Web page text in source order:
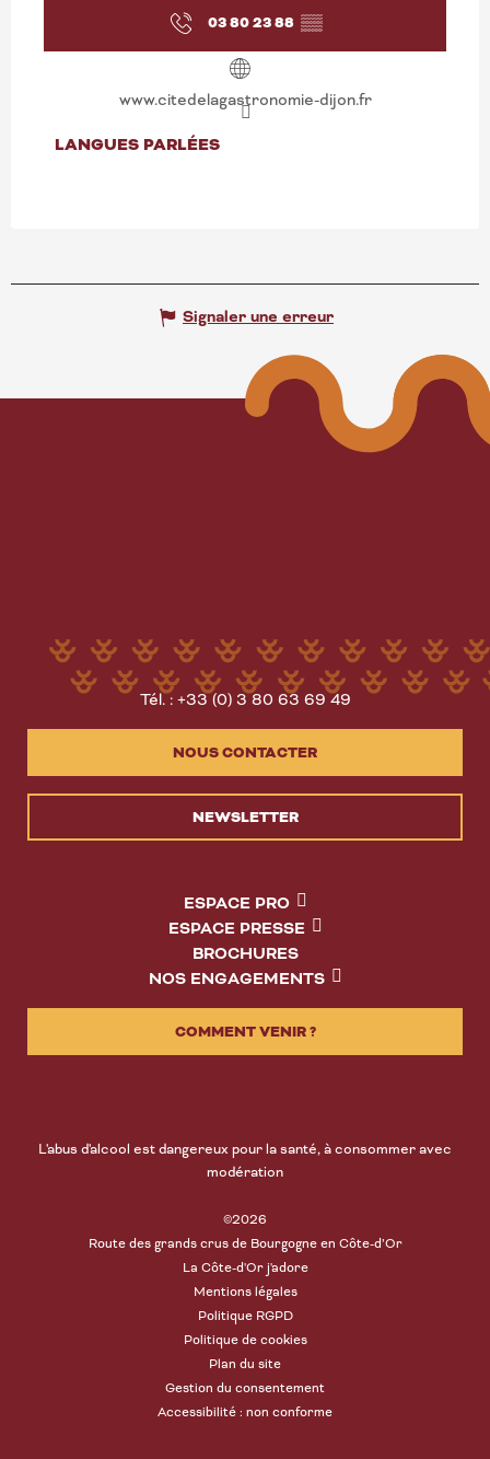
03 80 23 88 ▒▒
www.citedelagastronomie-dijon.fr
LANGUES PARLÉES
LANGUES PARLÉES
Signaler une erreur
Tél. : +33 (0) 3 80 63 69 49
NOUS CONTACTER
NEWSLETTER
ESPACE PRO
ESPACE PRESSE
BROCHURES
NOS ENGAGEMENTS
COMMENT VENIR ?
L'abus d'alcool est dangereux pour la santé, à consommer avec
modération
©2026
Route des grands crus de Bourgogne en Côte-d’Or
La Côte-d'Or j'adore
Mentions légales
Politique RGPD
Politique de cookies
Plan du site
Gestion du consentement
Accessibilité : non conforme